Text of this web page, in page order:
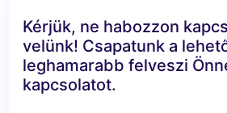
Kérjük, ne habozzon
velünk! Csapatunk a
leghamarabb felveszi
kapcsolatot.